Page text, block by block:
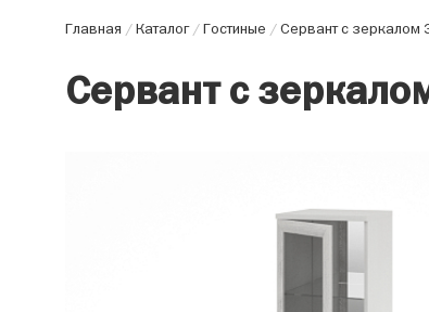
Главная /Каталог/Гостиные /Сервант с зеркалом
Сервант с